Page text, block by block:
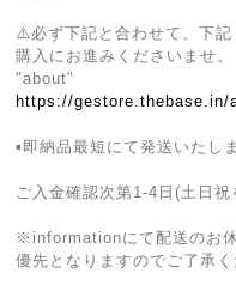
⚠️必ず下記と合わせて、下
購入にお進みくださいませ。
"about"
https://gestore.thebase.in/
▪️即納品最短にて発送いたし
ご入金確認次第1-4日(土日祝
※informationにて配送のお
優先となりますのでご了承く